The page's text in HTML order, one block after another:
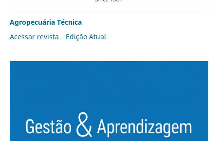
Agropecuária Técnica
Acessar revista
Edição Atual